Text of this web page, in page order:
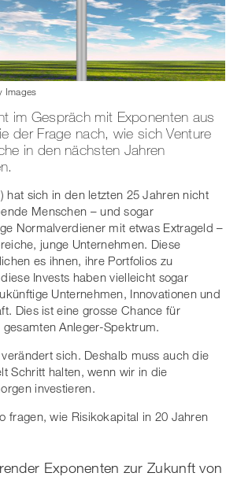
Images
im Gespräch mit Exponenten aus
der Frage nach, wie sich Venture
in den nächsten Jahren
hat sich in den letzten 25 Jahren nicht
Menschen – und sogar
Normalverdiener mit etwas Extrageld –
junge Unternehmen. Diese
es ihnen, ihre Portfolios zu
Invests haben vielleicht sogar
Unternehmen, Innovationen und
Dies ist eine grosse Chance für
Anleger-Spektrum.
sich. Deshalb muss auch die
Schritt halten, wenn wir in die
investieren.
fragen, wie Risikokapital in 20 Jahren
Exponenten zur Zukunft von